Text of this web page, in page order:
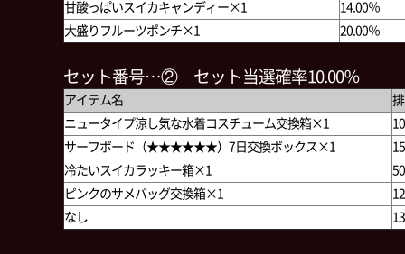
甘酸っぱいスイカキャンディー×1
14.00％
大盛りフルーツポンチ×1
20.00％
セット番号…② セット当選確率10.00％
アイテム名
ニュータイプ涼し気な水着コスチューム交換箱×1
サーフボード（★★★★★★）7日交換ボックス×1
冷たいスイカラッキー箱×1
ピンクのサメバッグ交換箱×1
なし